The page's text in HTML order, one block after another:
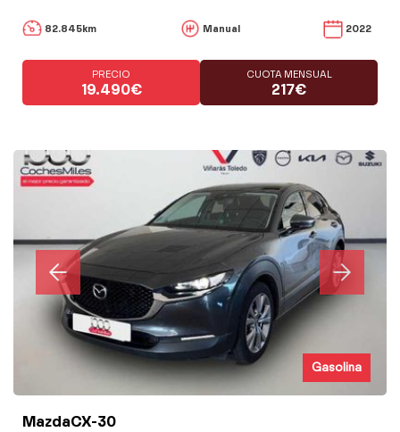
82.845km Manual 2022
PRECIO
19.490€
CUOTA MENSUAL
217€
Gasolina
MazdaCX-30